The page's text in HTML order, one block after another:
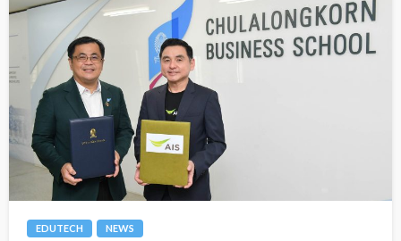
EDUTECH NEWS